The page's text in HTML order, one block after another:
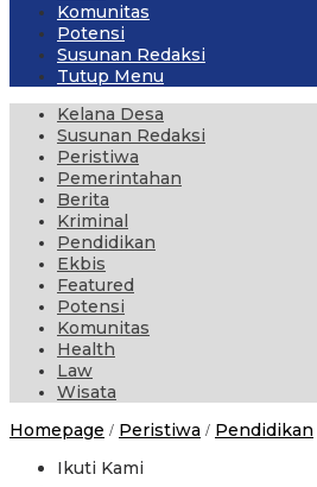
Komunitas
Potensi
Susunan Redaksi
Tutup Menu
Kelana Desa
Susunan Redaksi
Peristiwa
Pemerintahan
Berita
Kriminal
Pendidikan
Ekbis
Featured
Potensi
Komunitas
Health
Law
Wisata
Homepage / Peristiwa / Pendidikan
Ikuti Kami